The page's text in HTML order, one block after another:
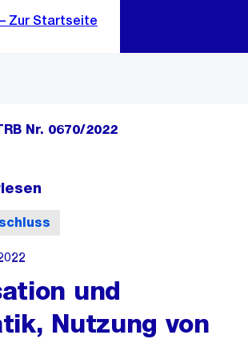
Breadcrumbs ein
Nr. 0670/2022
und
Nutzung von